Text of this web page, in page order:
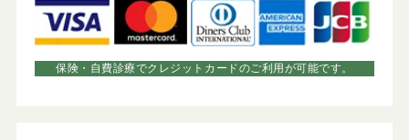
保険・自費診療でクレジットカードのご利用が可能です。